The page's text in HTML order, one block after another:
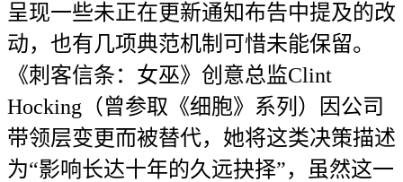
呈现一些未正在更新通知布告中提及的改
动，也有几项典范机制可惜未能保留。
《刺客信条：女巫》创意总监Clint
Hocking（曾参取《细胞》系列）因公司
带领层变更而被替代，她将这类决策描述
为“影响长达十年的久远抉择”，虽然这一